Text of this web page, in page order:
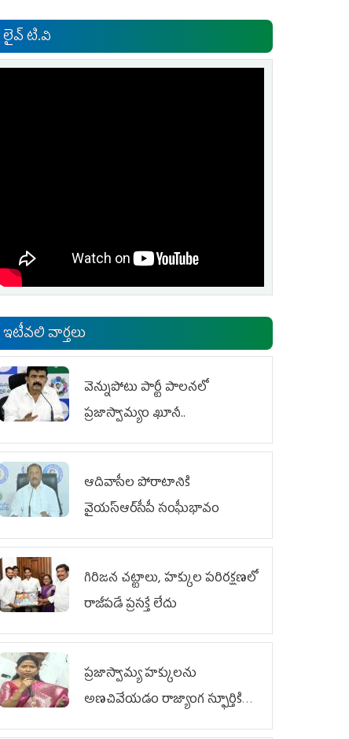
లైవ్ టి.వి
ఇటీవలి వార్తలు
వెన్నుపోటు పార్టీ పాలనలో
ప్రజాస్వామ్యం ఖూనీ..
ఆదివాసీల పోరాటానికి
వైయ‌స్ఆర్‌సీపీ సంఘీభావం
గిరిజన చట్టాలు, హక్కుల పరిరక్షణలో
రాజీపడే ప్రసక్తే లేదు
ప్రజాస్వామ్య హక్కులను
అణచివేయడం రాజ్యాంగ స్ఫూర్తికి
విరుద్ధం